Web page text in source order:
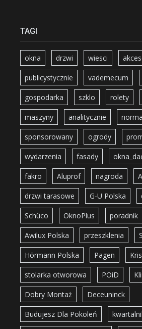
TAGI
okna drzwi wiesci
publicystycznie vademecum
gospodarka szklo rolety
maszyny analitycznie
sponsorowany ogrody
wydarzenia fasady
fakro Aluprof nagroda
drzwi tarasowe G-U Polska
Schüco OknoPlus poradnik
Awilux Polska przeszklenia
Hörmann Polska Pagen
stolarka otworowa POiD
Dobry Montaż Deceuninck
Budujesz Dla Pokoleń